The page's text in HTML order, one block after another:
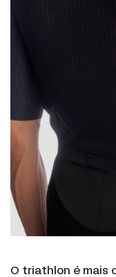
O triathlon é mais